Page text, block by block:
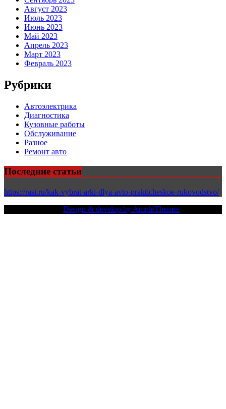
Август 2023
Июль 2023
Июнь 2023
Май 2023
Апрель 2023
Март 2023
Февраль 2023
Рубрики
Автоэлектрика
Диагностика
Кузовные работы
Обслуживание
Разное
Ремонт авто
Последние статьи
https://rasi.ru/kak-vybrat-arki-dlya-avto-prakticheskoe-rukovodstvo/
Design & develop by AmpleThemes